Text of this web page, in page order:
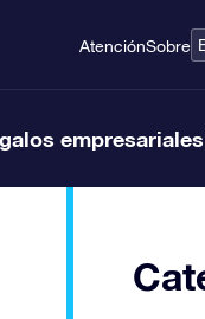
AtenciónSobre
empresariales